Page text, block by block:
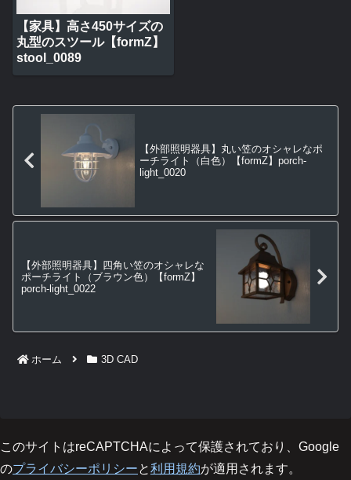
【家具】高さ450サイズの
丸型のスツール【formZ】
stool_0089
【外部照明器具】丸い笠のオシャレなポ
ーチライト（白色）【formZ】porch-
light_0020
【外部照明器具】四角い笠のオシャレな
ポーチライト（ブラウン色）【formZ】
porch-light_0022
ホーム 3D CAD
このサイトはreCAPTCHAによって保護されており、Google
のプライバシーポリシーと利用規約が適用されます。